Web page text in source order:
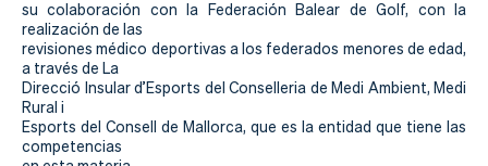
su colaboración con la Federación Balear de Golf, con la
realización de las
revisiones médico deportivas a los federados menores de edad,
a través de La
Direcció Insular d’Esports del Conselleria de Medi Ambient, Medi
Rural i
Esports del Consell de Mallorca, que es la entidad que tiene las
competencias